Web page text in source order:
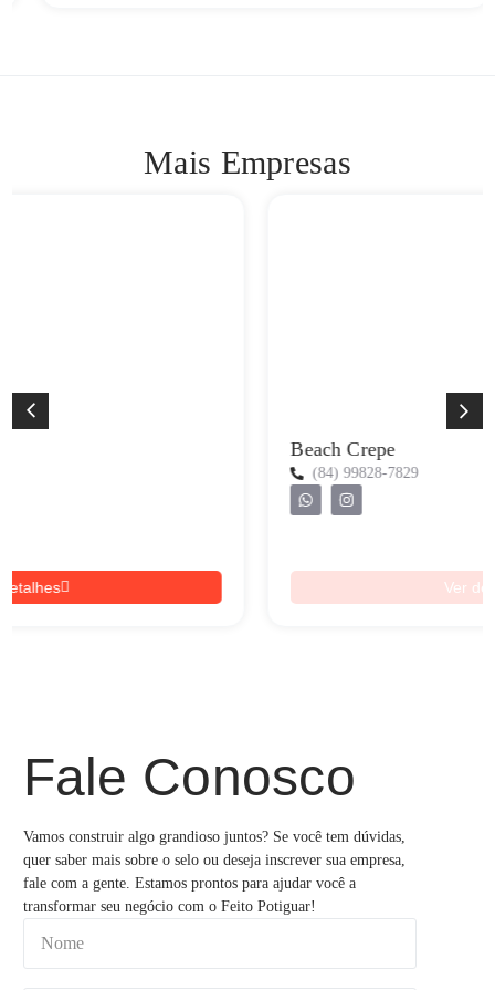
Mais Empresas
Fale Conosco
Vamos construir algo grandioso juntos? Se você tem dúvidas,
quer saber mais sobre o selo ou deseja inscrever sua empresa,
fale com a gente. Estamos prontos para ajudar você a
transformar seu negócio com o Feito Potiguar!